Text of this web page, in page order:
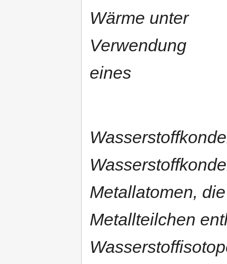
Wärme unter
Verwendung
eines
Metallatomen,
Metallteilchen